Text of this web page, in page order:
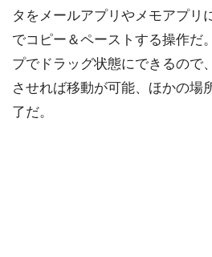
タをメールアプリやメモアプリ
でコピー＆ペーストする操作だ
プでドラッグ状態にできるので
させれば移動が可能、ほかの場
了だ。